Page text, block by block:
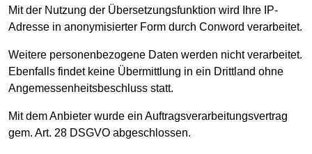
Mit der Nutzung der Übersetzungsfunktion wird Ihre IP-
Adresse in anonymisierter Form durch Conword verarbeitet.
Weitere personenbezogene Daten werden nicht verarbeitet.
Ebenfalls findet keine Übermittlung in ein Drittland ohne
Angemessenheitsbeschluss statt.
Mit dem Anbieter wurde ein Auftragsverarbeitungsvertrag
gem. Art. 28 DSGVO abgeschlossen.